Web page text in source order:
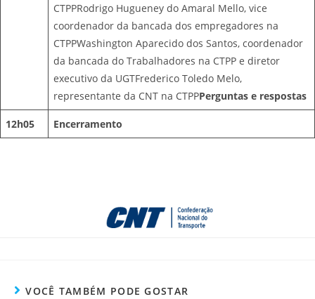
CTPPRodrigo Hugueney do Amaral Mello, vice
coordenador da bancada dos empregadores na
CTPPWashington Aparecido dos Santos, coordenador
da bancada do Trabalhadores na CTPP e diretor
executivo da UGTFrederico Toledo Melo,
representante da CNT na CTPPPerguntas e respostas
12h05 Encerramento
VOCÊ TAMBÉM PODE GOSTAR